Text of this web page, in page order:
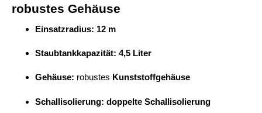
robustes Gehäuse
Einsatzradius: 12 m
Staubtankkapazität: 4,5 Liter
Gehäuse: robustes Kunststoffgehäuse
Schallisolierung: doppelte Schallisolierung